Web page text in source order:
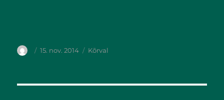
15. nov. 2014 Kõrval